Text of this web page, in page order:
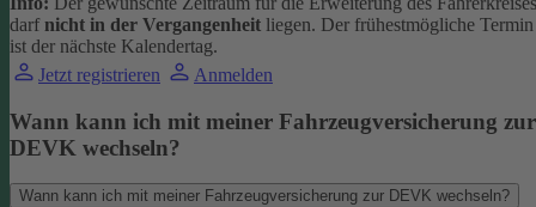
darf nicht in der Vergangenheit liegen. Der frühestmögliche Termin
ist der nächste Kalendertag.
Jetzt registrieren
Anmelden
Wann kann ich mit meiner Fahrzeugversicherung zur
DEVK wechseln?
Wann kann ich mit meiner Fahrzeugversicherung zur DEVK wechseln?